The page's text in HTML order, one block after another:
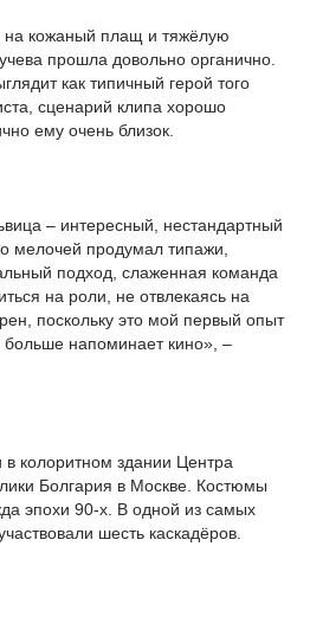
кожаный плащ и тяжёлую
прошла довольно органично.
как типичный герой того
сценарий клипа хорошо
ему очень близок.
– интересный, нестандартный
мелочей продумал типажи,
подход, слаженная команда
на роли, не отвлекаясь на
поскольку это мой первый опыт
больше напоминает кино», –
колоритном здании Центра
Болгария в Москве. Костюмы
эпохи 90-х. В одной из самых
шесть каскадёров.